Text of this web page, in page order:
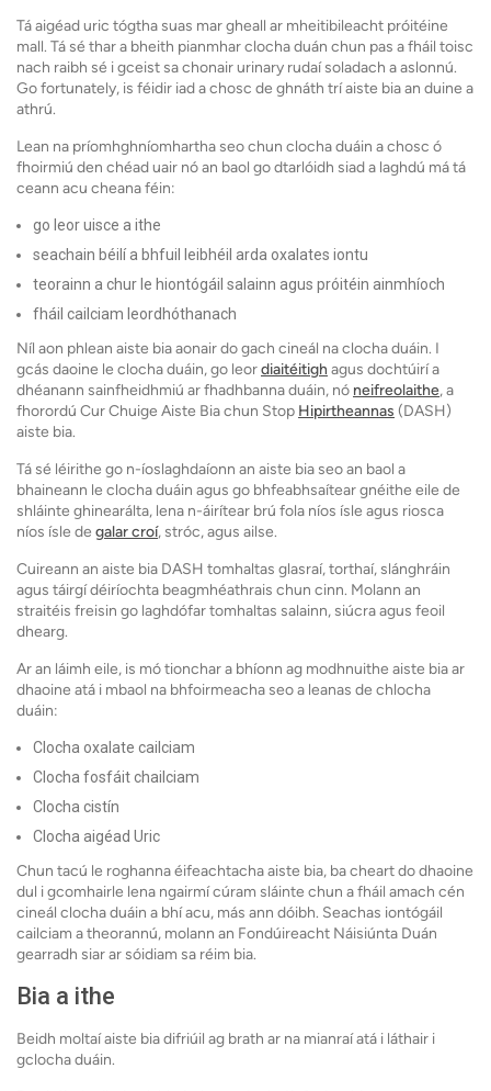
Tá aigéad uric tógtha suas mar gheall ar mheitibileacht próitéine
mall. Tá sé thar a bheith pianmhar clocha duán chun pas a fháil toisc
nach raibh sé i gceist sa chonair urinary rudaí soladach a aslonnú.
Go fortunately, is féidir iad a chosc de ghnáth trí aiste bia an duine a
athrú.
Lean na príomhghníomhartha seo chun clocha duáin a chosc ó
fhoirmiú den chéad uair nó an baol go dtarlóidh siad a laghdú má tá
ceann acu cheana féin:
go leor uisce a ithe
seachain béilí a bhfuil leibhéil arda oxalates iontu
teorainn a chur le hiontógáil salainn agus próitéin ainmhíoch
fháil cailciam leordhóthanach
Níl aon phlean aiste bia aonair do gach cineál na clocha duáin. I
gcás daoine le clocha duáin, go leordiaitéitigh agus dochtúirí a
dhéanann sainfheidhmiú ar fhadhbanna duáin, nó neifreolaithe, a
fhorordú Cur Chuige Aiste Bia chun Stop Hipirtheannas (DASH)
aiste bia.
Tá sé léirithe go n-íoslaghdaíonn an aiste bia seo an baol a
bhaineann le clocha duáin agus go bhfeabhsaítear gnéithe eile de
shláinte ghinearálta, lena n-áirítear brú fola níos ísle agus riosca
níos ísle de galar croí, stróc, agus ailse.
Cuireann an aiste bia DASH tomhaltas glasraí, torthaí, slánghráin
agus táirgí déiríochta beagmhéathrais chun cinn. Molann an
straitéis freisin go laghdófar tomhaltas salainn, siúcra agus feoil
dhearg.
Ar an láimh eile, is mó tionchar a bhíonn ag modhnuithe aiste bia ar
dhaoine atá i mbaol na bhfoirmeacha seo a leanas de chlocha
duáin:
Clocha oxalate cailciam
Clocha fosfáit chailciam
Clocha cistín
Clocha aigéad Uric
Chun tacú le roghanna éifeachtacha aiste bia, ba cheart do dhaoine
dul i gcomhairle lena ngairmí cúram sláinte chun a fháil amach cén
cineál clocha duáin a bhí acu, más ann dóibh. Seachas iontógáil
cailciam a theorannú, molann an Fondúireacht Náisiúnta Duán
gearradh siar ar sóidiam sa réim bia.
Bia a ithe
Beidh moltaí aiste bia difriúil ag brath ar na mianraí atá i láthair i
gclocha duáin.